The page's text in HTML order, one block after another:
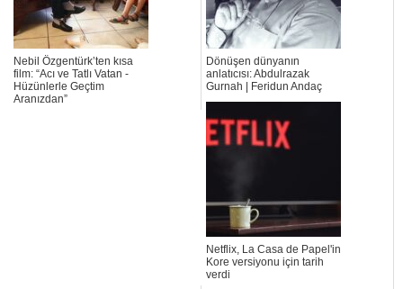
Nebil Özgentürk’ten kısa
film: “Acı ve Tatlı Vatan -
Hüzünlerle Geçtim
Aranızdan”
Dönüşen dünyanın
anlatıcısı: Abdulrazak
Gurnah | Feridun Andaç
Netflix, La Casa de Papel'in
Kore versiyonu için tarih
verdi